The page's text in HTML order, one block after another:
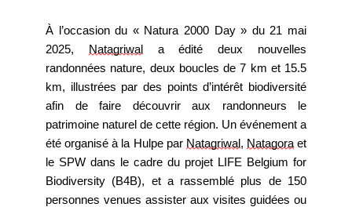
À l’occasion du « Natura 2000 Day » du 21 mai
2025, Natagriwal a édité deux nouvelles
randonnées nature, deux boucles de 7 km et 15.5
km, illustrées par des points d’intérêt biodiversité
afin de faire découvrir aux randonneurs le
patrimoine naturel de cette région. Un événement a
été organisé à la Hulpe par Natagriwal, Natagora et
le SPW dans le cadre du projet LIFE Belgium for
Biodiversity (B4B), et a rassemblé plus de 150
personnes venues assister aux visites guidées ou